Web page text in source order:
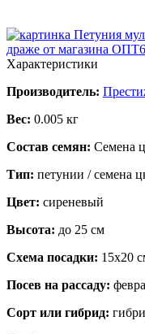
Характеристики
Производитель:
Вес: 0.005 кг
Состав семян: Семена
Тип: петунии / семена
Цвет: сиреневый
Высота: до 25 см
Схема посадки: 15х20
Посев на рассаду:
Сорт или гибрид: